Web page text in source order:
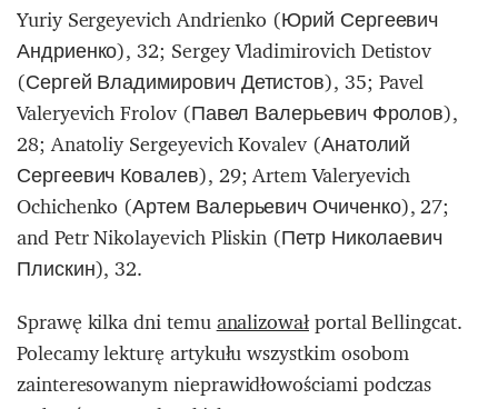
Yuriy Sergeyevich Andrienko (Юрий Сергеевич
Андриенко), 32; Sergey Vladimirovich Detistov
(Сергей Владимирович Детистов), 35; Pavel
Valeryevich Frolov (Павел Валерьевич Фролов),
28; Anatoliy Sergeyevich Kovalev (Анатолий
Сергеевич Ковалев), 29; Artem Valeryevich
Ochichenko (Артем Валерьевич Очиченко), 27;
and Petr Nikolayevich Pliskin (Петр Николаевич
Плискин), 32.
Sprawę kilka dni temuanalizowałportal Bellingcat.
Polecamy lekturę artykułu wszystkim osobom
zainteresowanym nieprawidłowościami podczas